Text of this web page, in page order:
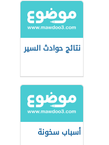
نتائج حوادث السير
أسباب سخونة